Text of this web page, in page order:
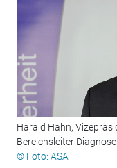
Harald Hahn,
Bereichsleiter
© Foto: ASA